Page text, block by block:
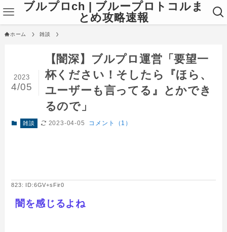
ブルプロch | ブループロトコルま
とめ攻略速報
ホーム 雑談
【闇深】ブルプロ運営「要望一
杯ください！そしたら『ほら、
ユーザーも言ってる』とかでき
るので」
2023
4/05
雑談 2023-04-05 コメント（1）
823: ID:6GV+sFir0
闇を感じるよね